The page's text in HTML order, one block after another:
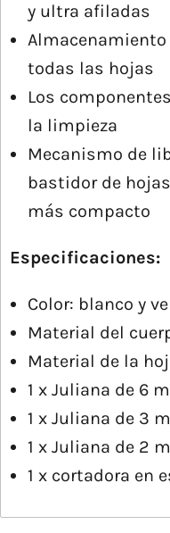
y ultra afiladas
todas las hojas
Los
la limpieza
Mecanismo de
bastidor de
más compacto
Especificaciones:
Color: blanco y
Material del
Material de la
1 x Juliana de 6
1 x Juliana de 3
1 x Juliana de 2
1 x cortadora en